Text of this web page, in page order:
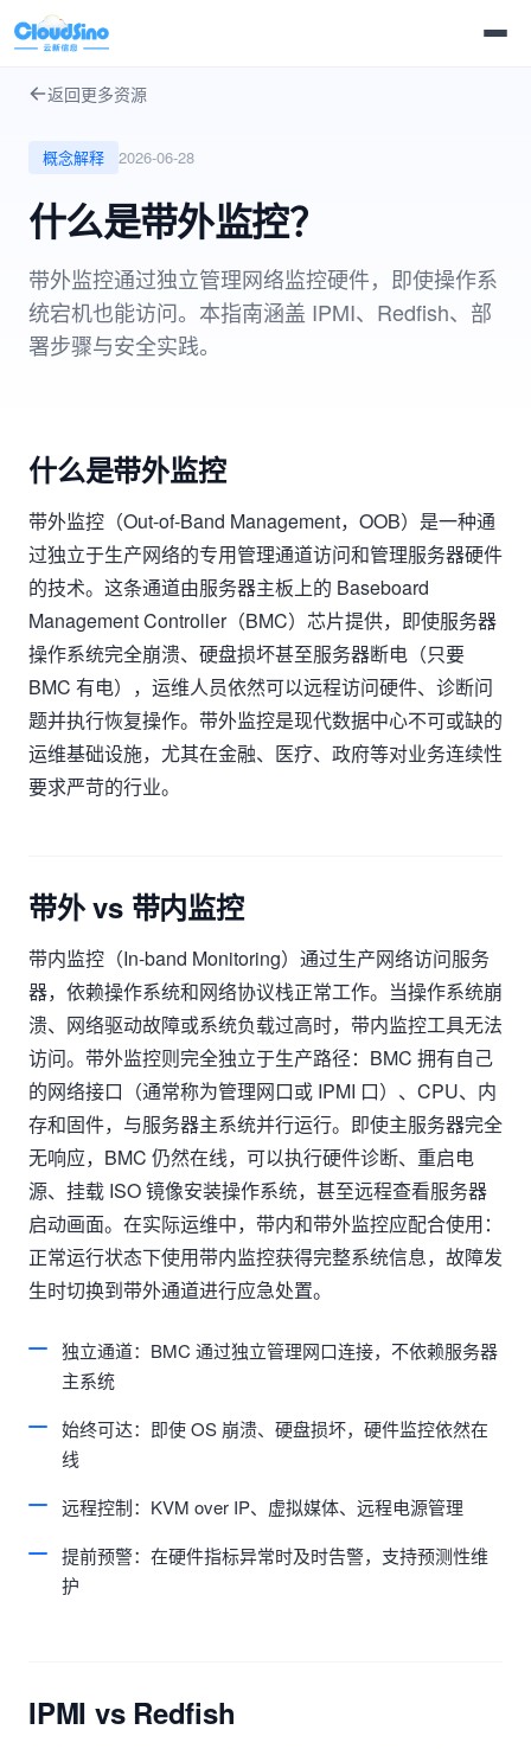
返回更多资源
概念解释 2026-06-28
什么是带外监控？
带外监控通过独立管理网络监控硬件，即使操作系
统宕机也能访问。本指南涵盖 IPMI、Redfish、部
署步骤与安全实践。
什么是带外监控
带外监控（Out-of-Band Management，OOB）是一种通
过独立于生产网络的专用管理通道访问和管理服务器硬件
的技术。这条通道由服务器主板上的 Baseboard
Management Controller（BMC）芯片提供，即使服务器
操作系统完全崩溃、硬盘损坏甚至服务器断电（只要
BMC 有电），运维人员依然可以远程访问硬件、诊断问
题并执行恢复操作。带外监控是现代数据中心不可或缺的
运维基础设施，尤其在金融、医疗、政府等对业务连续性
要求严苛的行业。
带外 vs 带内监控
带内监控（In-band Monitoring）通过生产网络访问服务
器，依赖操作系统和网络协议栈正常工作。当操作系统崩
溃、网络驱动故障或系统负载过高时，带内监控工具无法
访问。带外监控则完全独立于生产路径：BMC 拥有自己
的网络接口（通常称为管理网口或 IPMI 口）、CPU、内
存和固件，与服务器主系统并行运行。即使主服务器完全
无响应，BMC 仍然在线，可以执行硬件诊断、重启电
源、挂载 ISO 镜像安装操作系统，甚至远程查看服务器
启动画面。在实际运维中，带内和带外监控应配合使用：
正常运行状态下使用带内监控获得完整系统信息，故障发
生时切换到带外通道进行应急处置。
独立通道：BMC 通过独立管理网口连接，不依赖服务器
主系统
始终可达：即使 OS 崩溃、硬盘损坏，硬件监控依然在
线
远程控制：KVM over IP、虚拟媒体、远程电源管理
提前预警：在硬件指标异常时及时告警，支持预测性维
护
IPMI vs Redfish